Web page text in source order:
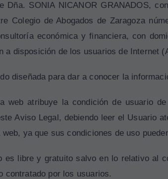
Dña. SONIA NICANOR GRANADOS,
Colegio de Abogados de Zaragoza
económica y financiera, con
a disposición de los usuarios de Internet
diseñada para dar a conocer la
web atribuye la condición de usuario
Aviso Legal, debiendo leer el Usuario
ya que sus condiciones de uso
es libre y gratuito salvo en lo relativo al
contratado por los usuarios.